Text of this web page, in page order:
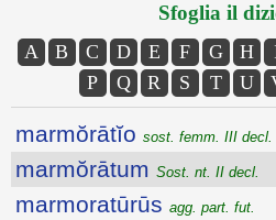
Sfoglia il
A B C D E F G H
P
Q R S T U
marmŏrātĭo sost. femm. III decl.
marmŏrātum Sost. nt. II decl.
marmoratūrūs agg. part. fut.